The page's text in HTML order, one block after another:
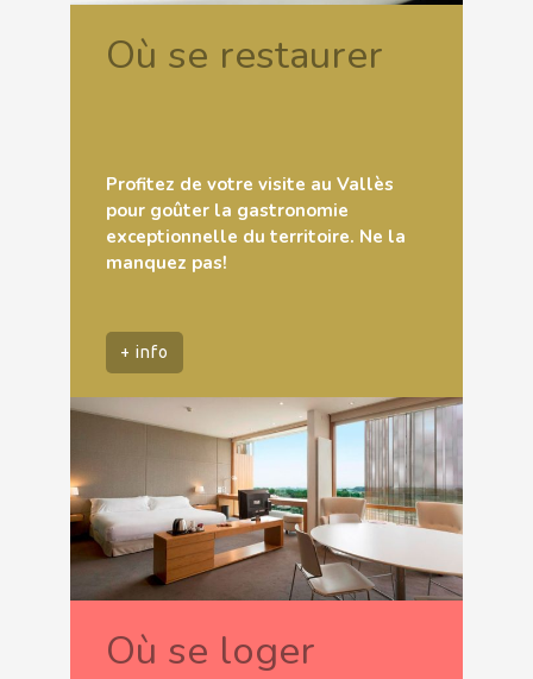
Où se restaurer
Profitez de votre visite au Vallès
pour goûter la gastronomie
exceptionnelle du territoire. Ne la
manquez pas!
+ info
Où se loger